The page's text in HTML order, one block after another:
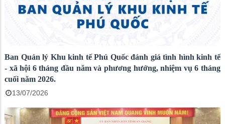
Ban Quản lý Khu kinh tế Phú Quốc đánh giá tình hình kinh tế
- xã hội 6 tháng đầu năm và phương hướng, nhiệm vụ 6 tháng
cuối năm 2026.
13/07/2026